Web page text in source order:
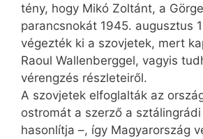
tény, hogy Mikó Zoltánt, a
parancsnokát 1945. augusztus
végezték ki a szovjetek, mert
Raoul Wallenberggel, vagy­is
vérengzés részleteiről.
A szovjetek elfoglalták az
ostromát a szerző a
hasonlítja –, így Magyarország